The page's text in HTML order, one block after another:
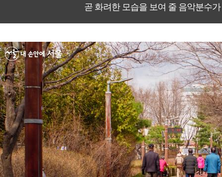
곧 화려한 모습을 보여 줄 음악분수